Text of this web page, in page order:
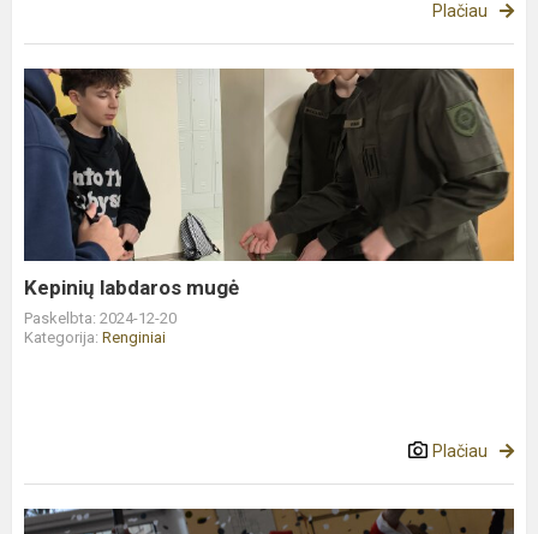
Plačiau
Kepinių
labdaros
mugė
Kepinių labdaros mugė
Paskelbta: 2024-12-20
Kategorija: Renginiai
Plačiau
Muzikinis